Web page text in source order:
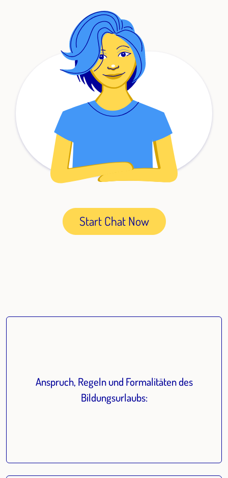
Start Chat Now
Anspruch, Regeln und Formalitäten des
Bildungsurlaubs: